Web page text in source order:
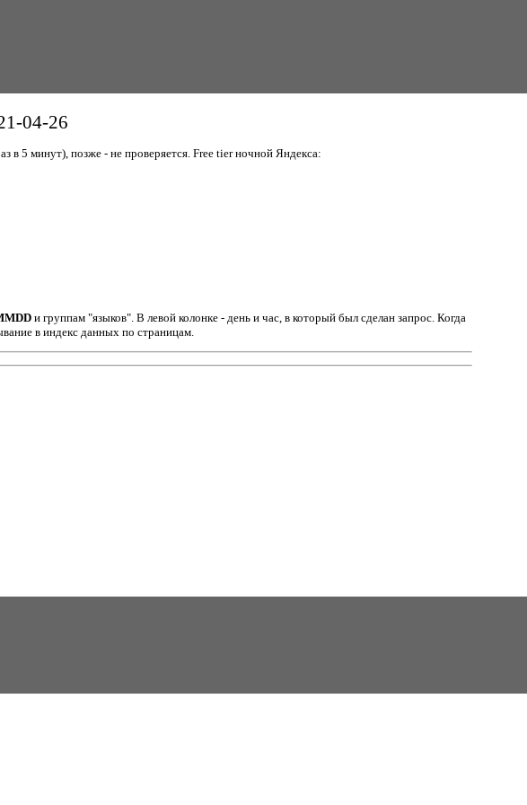
04-26
в 5 минут), позже - не проверяется. Free tier ночной Яндекса:
и группам "языков". В левой колонке - день и час, в который был сделан запрос. Когда
в индекс данных по страницам.